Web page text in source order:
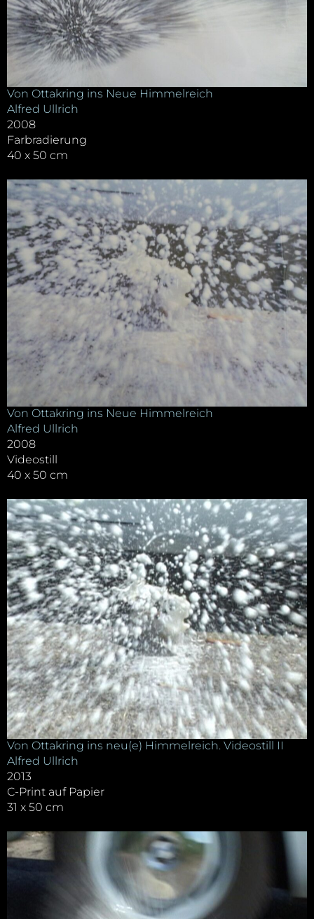
Von Ottakring ins Neue Himmelreich
Alfred Ullrich
2008
Farbradierung
40 x 50 cm
Von Ottakring ins Neue Himmelreich
Alfred Ullrich
2008
Videostill
40 x 50 cm
Von Ottakring ins neu(e) Himmelreich. Videostill II
Alfred Ullrich
2013
C-Print auf Papier
31 x 50 cm